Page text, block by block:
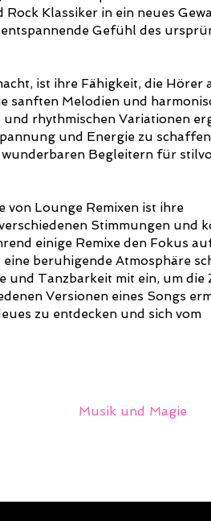
Klassiker in ein neues
Gefühl des
ist ihre Fähigkeit, die Hörer
sanften Melodien und
rhythmischen Variationen
und Energie zu
Begleitern für
von Lounge Remixen ist ihre
Stimmungen und
einige Remixe den Fokus
beruhigende Atmosphäre
und Tanzbarkeit mit ein, um die
Versionen eines Songs
zu entdecken und sich vom
Musik und Magie